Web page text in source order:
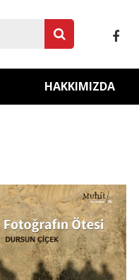
HAKKIMIZDA